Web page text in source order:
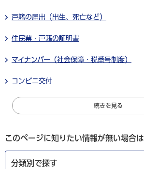
戸籍の届出（出生、死亡など）
住民票・戸籍の証明書
マイナンバー（社会保障・税番号制度）
コンビニ交付
続きを見る
このページに知りたい情報が無い場合は
分類別で探す